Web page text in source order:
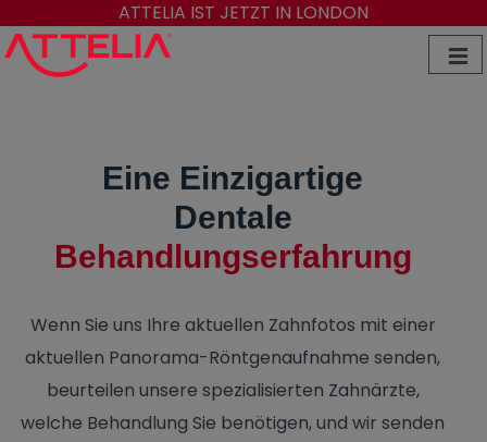
ATTELIA IST JETZT IN LONDON
Eine Einzigartige
Dentale
Behandlungserfahrung
Wenn Sie uns Ihre aktuellen Zahnfotos mit einer
aktuellen Panorama-Röntgenaufnahme senden,
beurteilen unsere spezialisierten Zahnärzte,
welche Behandlung Sie benötigen, und wir senden